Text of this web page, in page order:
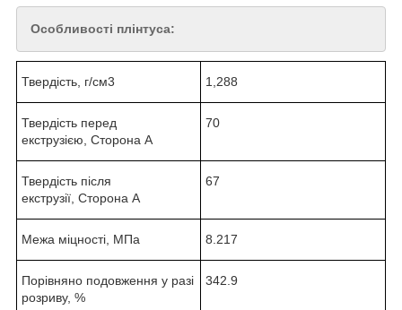
Особливості плінтуса:
Твердість, г/см3 1,288
Твердість перед
екструзією, Сторона A
70
Твердість після
екструзії, Сторона A
67
Межа міцності, MПa 8.217
Порівняно подовження у разі
розриву, %
342.9